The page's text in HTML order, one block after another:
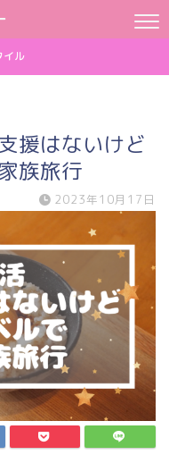
イル
援はないけど
族旅行
2023年10月17日